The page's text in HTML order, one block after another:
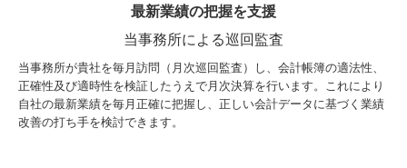
最新業績の把握を支援
当事務所による巡回監査
当事務所が貴社を毎月訪問（月次巡回監査）し、会計帳簿の適法性、
正確性及び適時性を検証したうえで月次決算を行います。これにより
自社の最新業績を毎月正確に把握し、正しい会計データに基づく業績
改善の打ち手を検討できます。